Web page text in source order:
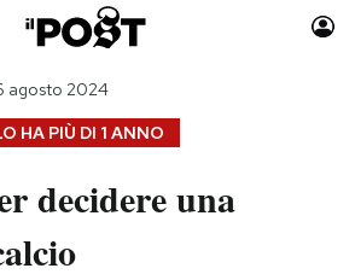
Auto
Moda
HA PIÙ DI 1 ANNO
agosto 2024
decidere una